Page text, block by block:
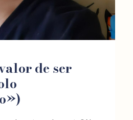
de ser